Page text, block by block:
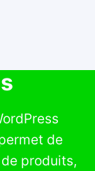
de
produits,